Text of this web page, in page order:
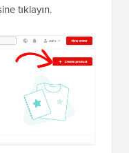
tıklayın.